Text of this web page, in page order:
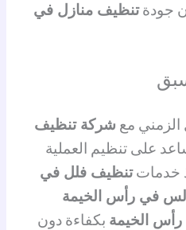
جودةتنظيف منازل في
مع شركة تنظيف
على تنظيم العملية
خدماتتنظيف فلل في
في رأس الخيمة
الخيمة بكفاءة دون